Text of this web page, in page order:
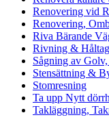
Renovering vid
Renovering,
Riva Bärande
Rivning &
Sågning av
Stensättning &
Stomresning
Ta upp Nytt
Takläggning,